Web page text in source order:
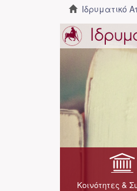
Ιδρυματικό
Κοινότητες &